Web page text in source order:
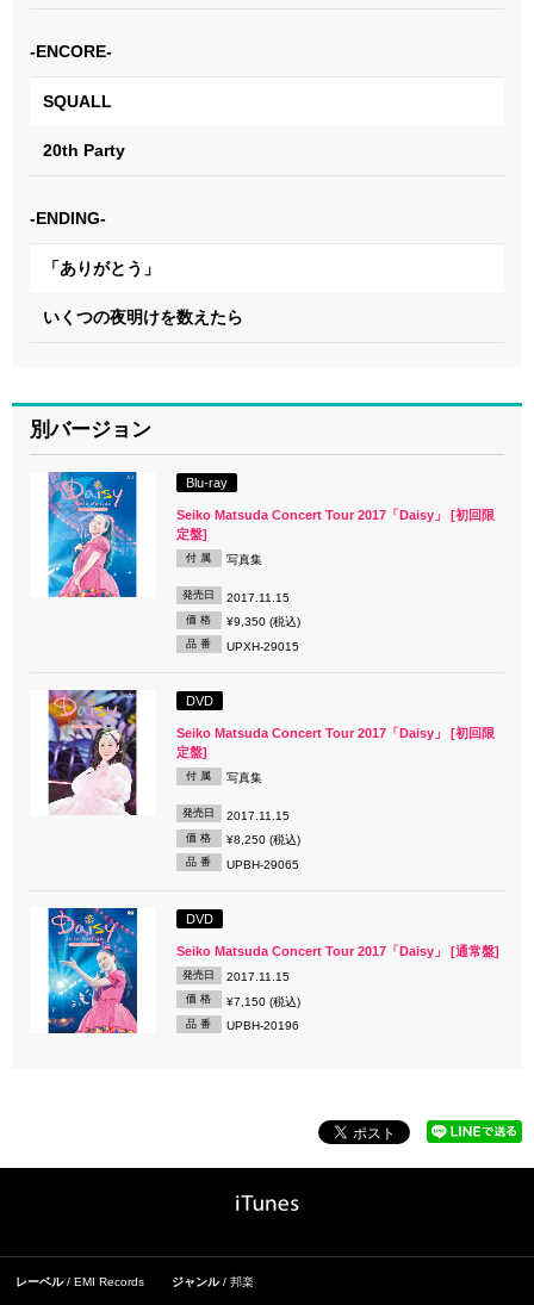
-ENCORE-
SQUALL
20th Party
-ENDING-
「ありがとう」
いくつの夜明けを数えたら
別バージョン
Blu-ray
Seiko Matsuda Concert Tour 2017「Daisy」 [初回限
定盤]
付 属 写真集
発売日 2017.11.15
価 格 ¥9,350 (税込)
品 番 UPXH-29015
DVD
Seiko Matsuda Concert Tour 2017「Daisy」 [初回限
定盤]
付 属 写真集
発売日 2017.11.15
価 格 ¥8,250 (税込)
品 番 UPBH-29065
DVD
Seiko Matsuda Concert Tour 2017「Daisy」 [通常盤]
発売日 2017.11.15
価 格 ¥7,150 (税込)
品 番 UPBH-20196
レーベル EMI Records ジャンル 邦楽